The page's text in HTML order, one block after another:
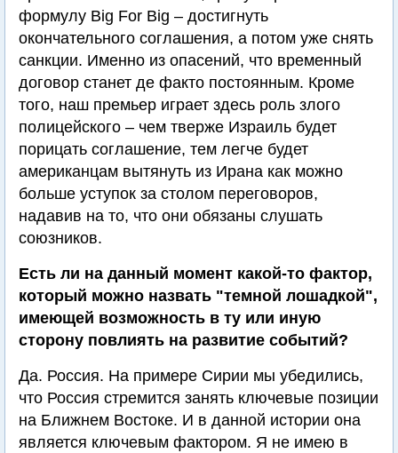
формулу Big For Big – достигнуть
окончательного соглашения, а потом уже снять
санкции. Именно из опасений, что временный
договор станет де факто постоянным. Кроме
того, наш премьер играет здесь роль злого
полицейского – чем тверже Израиль будет
порицать соглашение, тем легче будет
американцам вытянуть из Ирана как можно
больше уступок за столом переговоров,
надавив на то, что они обязаны слушать
союзников.
Есть ли на данный момент какой-то фактор,
который можно назвать "темной лошадкой",
имеющей возможность в ту или иную
сторону повлиять на развитие событий?
Да. Россия. На примере Сирии мы убедились,
что Россия стремится занять ключевые позиции
на Ближнем Востоке. И в данной истории она
является ключевым фактором. Я не имею в